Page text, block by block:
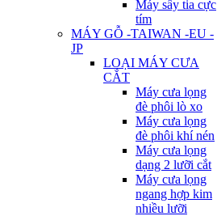
Máy sấy tia cực
tím
MÁY GỖ -TAIWAN -EU -
JP
LOẠI MÁY CƯA
CẮT
Máy cưa lọng
đè phôi lò xo
Máy cưa lọng
đè phôi khí nén
Máy cưa lọng
dạng 2 lưỡi cắt
Máy cưa lọng
ngang hợp kim
nhiều lưỡi